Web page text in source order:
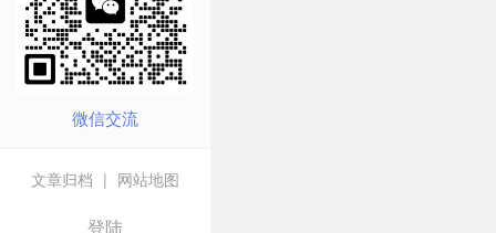
微信交流
文章归档 | 网站地图
登陆